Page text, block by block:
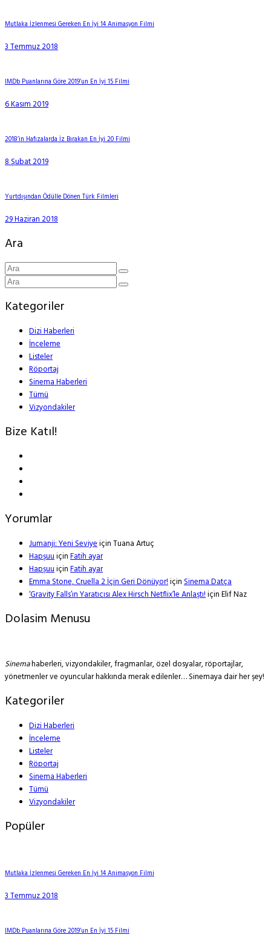
Mutlaka İzlenmesi Gereken En İyi 14 Animasyon Filmi
3 Temmuz 2018
IMDb Puanlarına Göre 2019’un En İyi 15 Filmi
6 Kasım 2019
2018’in Hafızalarda İz Bırakan En İyi 20 Filmi
8 Şubat 2019
Yurtdışından Ödülle Dönen Türk Filmleri
29 Haziran 2018
Ara
Kategoriler
Dizi Haberleri
İnceleme
Listeler
Röportaj
Sinema Haberleri
Tümü
Vizyondakiler
Bize Katıl!
Yorumlar
Jumanji: Yeni SeviyeiçinTuana Artuç
HapşuuiçinFatih ayar
HapşuuiçinFatih ayar
Emma Stone, Cruella 2 İçin Geri Dönüyor!içinSinema Datça
‘Gravity Falls’ın Yaratıcısı Alex Hirsch Netflix’le Anlaştı!içinElif Naz
Dolasim Menusu
Sinemahaberleri, vizyondakiler, fragmanlar, özel dosyalar, röportajlar,
yönetmenler ve oyuncular hakkında merak edilenler… Sinemaya dair her şey!
Kategoriler
Dizi Haberleri
İnceleme
Listeler
Röportaj
Sinema Haberleri
Tümü
Vizyondakiler
Popüler
Mutlaka İzlenmesi Gereken En İyi 14 Animasyon Filmi
3 Temmuz 2018
IMDb Puanlarına Göre 2019’un En İyi 15 Filmi